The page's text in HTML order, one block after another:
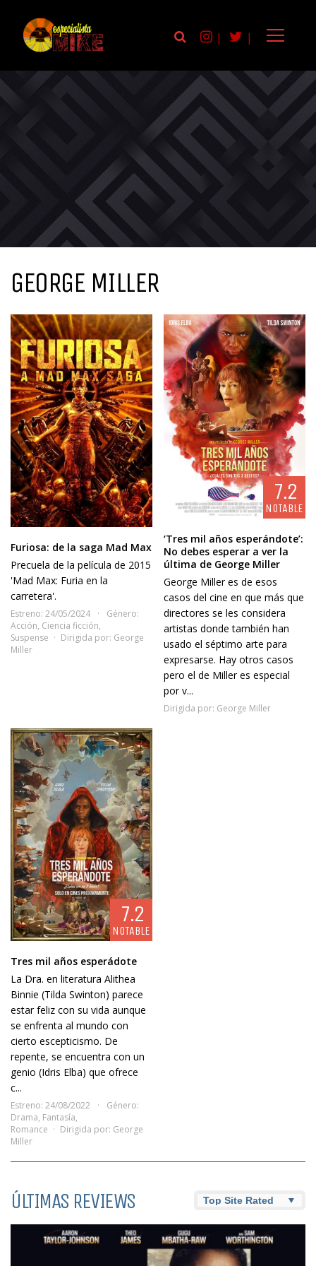
| |
GEORGE MILLER
Furiosa: de la saga Mad Max
Precuela de la película de 2015
'Mad Max: Furia en la
carretera'.
Estreno: 24/05/2024
Género:
Acción, Ciencia ficción,
Suspense
Dirigida por: George
Miller
7.2
NOTABLE
‘Tres mil años esperándote’:
No debes esperar a ver la
última de George Miller
George Miller es de esos
casos del cine en que más que
directores se les considera
artistas donde también han
usado el séptimo arte para
expresarse. Hay otros casos
pero el de Miller es especial
por v...
Dirigida por: George Miller
7.2
NOTABLE
Tres mil años esperádote
La Dra. en literatura Alithea
Binnie (Tilda Swinton) parece
estar feliz con su vida aunque
se enfrenta al mundo con
cierto escepticismo. De
repente, se encuentra con un
genio (Idris Elba) que ofrece
c...
Estreno: 24/08/2022
Género:
Drama, Fantasía,
Romance
Dirigida por: George
Miller
ÚLTIMAS REVIEWS